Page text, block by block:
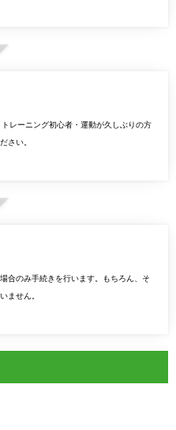
レーニング初心者・運動が久しぶりの方
さい。
合のみ手続きを行います。もちろん、そ
ません。